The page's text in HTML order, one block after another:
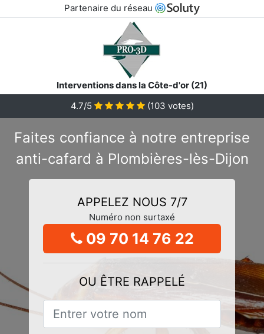
Partenaire du réseau
Interventions dans la Côte-d'or (21)
4.7/5
(103 votes)
Faites confiance à notre entreprise
anti-cafard à Plombières-lès-Dijon
APPELEZ NOUS 7/7
Numéro non surtaxé
09 70 14 76 22
OU ÊTRE RAPPELÉ